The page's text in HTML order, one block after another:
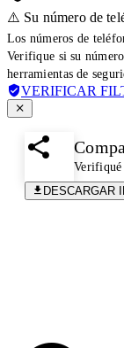
⚠️ Su número de
Los números de
Verifique si su
herramientas de
VERIFICAR
Verifiqué
DESCARGAR